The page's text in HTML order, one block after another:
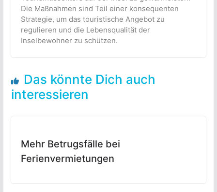
Die Maßnahmen sind Teil einer konsequenten
Strategie, um das touristische Angebot zu
regulieren und die Lebensqualität der
Inselbewohner zu schützen.
Das könnte Dich auch
interessieren
Mehr Betrugsfälle bei
Ferienvermietungen